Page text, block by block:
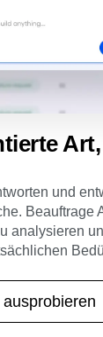
und
Beauftrage
analysieren